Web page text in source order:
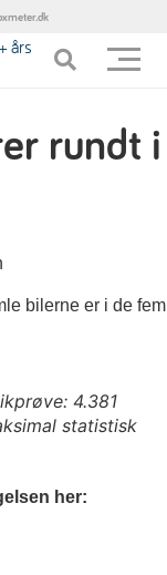
rundt i
bilerne er i de fem
4.381
statistisk
her: